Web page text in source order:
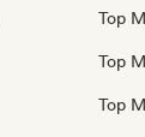
Top
Top
Top